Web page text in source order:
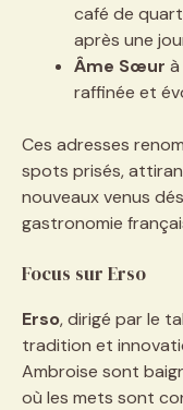
café de
après une
Âme Sœur
raffinée et
Ces adresses
spots prisés,
nouveaux venus
gastronomie
Focus sur Erso
Erso, dirigé par le
tradition et
Ambroise sont
où les mets sont